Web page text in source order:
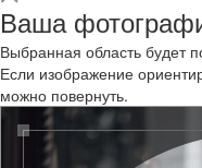
Ваша
Выбранная область будет
Если изображение
можно повернуть.